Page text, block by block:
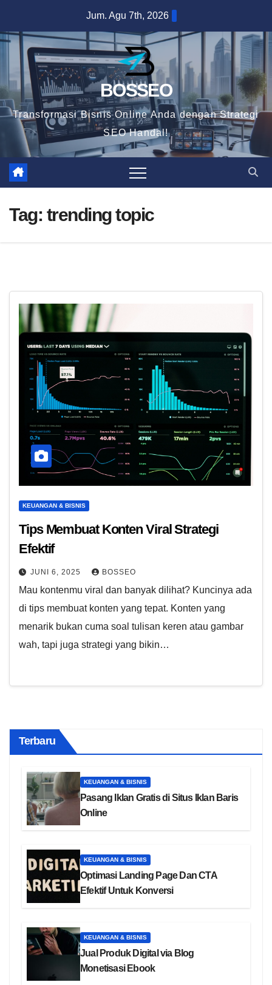
content
Jum. Agu 7th, 2026
BOSSEO
Transformasi Bisnis Online Anda dengan Strategi
SEO Handal!
Tag: trending topic
KEUANGAN & BISNIS
Tips Membuat Konten Viral Strategi
Efektif
JUNI 6, 2025 BOSSEO
Mau kontenmu viral dan banyak dilihat? Kuncinya ada
di tips membuat konten yang tepat. Konten yang
menarik bukan cuma soal tulisan keren atau gambar
wah, tapi juga strategi yang bikin…
Terbaru
KEUANGAN & BISNIS
Pasang Iklan Gratis di Situs Iklan Baris
Online
KEUANGAN & BISNIS
Optimasi Landing Page Dan CTA
Efektif Untuk Konversi
KEUANGAN & BISNIS
Jual Produk Digital via Blog
Monetisasi Ebook